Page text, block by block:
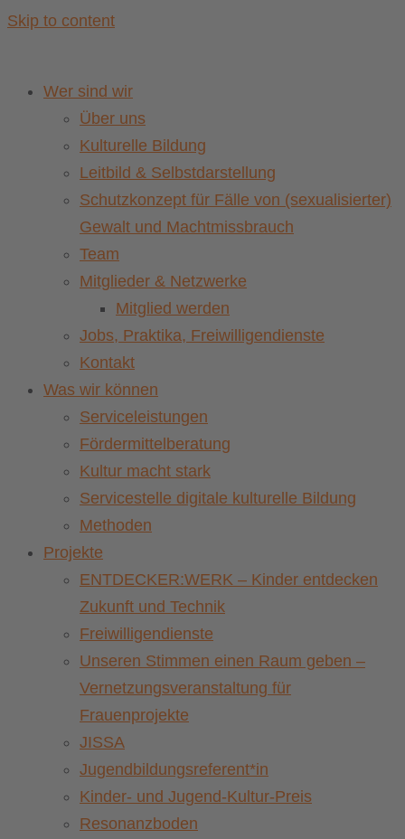
Skip to content
Wer sind wir
Über uns
Kulturelle Bildung
Leitbild & Selbstdarstellung
Schutzkonzept für Fälle von (sexualisierter)
Gewalt und Machtmissbrauch
Team
Mitglieder & Netzwerke
Mitglied werden
Jobs, Praktika, Freiwilligendienste
Kontakt
Was wir können
Serviceleistungen
Fördermittelberatung
Kultur macht stark
Servicestelle digitale kulturelle Bildung
Methoden
Projekte
ENTDECKER:WERK – Kinder entdecken
Zukunft und Technik
Freiwilligendienste
Unseren Stimmen einen Raum geben –
Vernetzungsveranstaltung für
Frauenprojekte
JISSA
Jugendbildungsreferent*in
Kinder- und Jugend-Kultur-Preis
Resonanzboden